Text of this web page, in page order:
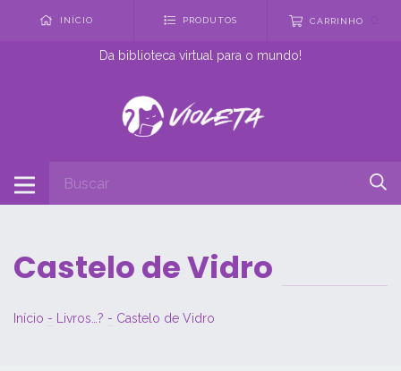
INÍCIO PRODUTOS CARRINHO
Da biblioteca virtual para o mundo!
Castelo de Vidro
Início - Livros…? - Castelo de Vidro